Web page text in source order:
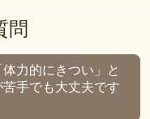
問
力的にきつい」と
手でも大丈夫です